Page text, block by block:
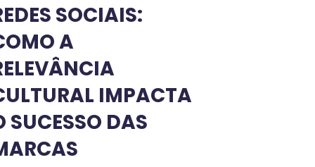
SOCIAIS:
A
IMPACTA
SUCESSO DAS